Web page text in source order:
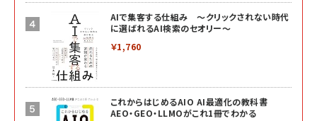
AIで集客する仕組み ～クリックされない時代
に選ばれるAI検索のセオリー～
￥1,760
これからはじめるAIO AI最適化の教科書
AEO・GEO・LLMOがこれ1冊でわかる